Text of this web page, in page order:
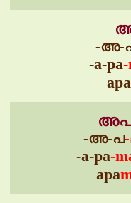
-അ-
-a-pa
apa
-അ-പ
-a-pa-
apa